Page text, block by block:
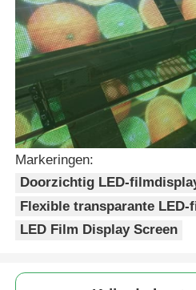
Markeringen:
Doorzichtig LED-
Flexible transparante LED-
LED Film Display Screen